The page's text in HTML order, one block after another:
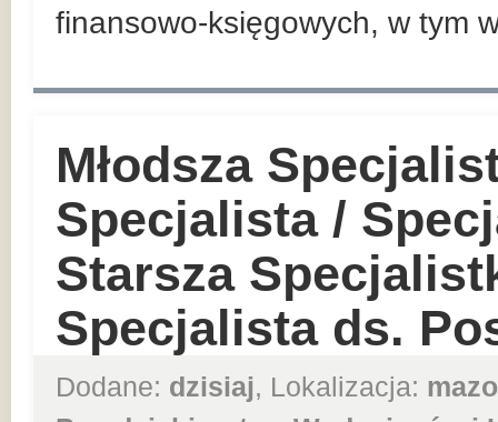
finansowo-księgowych, w tym
Młodsza
Specjalista /
Starsza
Specjalista ds.
Dodane: dzisiaj, Lokalizacja: